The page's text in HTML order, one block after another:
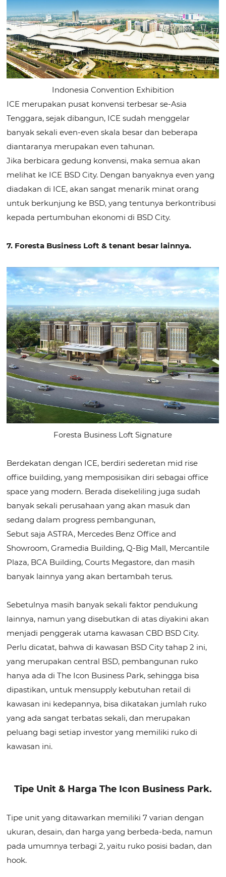
Indonesia Convention Exhibition
ICE merupakan pusat konvensi terbesar se-Asia
Tenggara, sejak dibangun, ICE sudah menggelar
banyak sekali even-even skala besar dan beberapa
diantaranya merupakan even tahunan.
Jika berbicara gedung konvensi, maka semua akan
melihat ke ICE BSD City. Dengan banyaknya even yang
diadakan di ICE, akan sangat menarik minat orang
untuk berkunjung ke BSD, yang tentunya berkontribusi
kepada pertumbuhan ekonomi di BSD City.
7. Foresta Business Loft & tenant besar lainnya.
Foresta Business Loft Signature
Berdekatan dengan ICE, berdiri sederetan mid rise
office building, yang memposisikan diri sebagai office
space yang modern. Berada disekeliling juga sudah
banyak sekali perusahaan yang akan masuk dan
sedang dalam progress pembangunan,
Sebut saja ASTRA, Mercedes Benz Office and
Showroom, Gramedia Building, Q-Big Mall, Mercantile
Plaza, BCA Building, Courts Megastore, dan masih
banyak lainnya yang akan bertambah terus.
Sebetulnya masih banyak sekali faktor pendukung
lainnya, namun yang disebutkan di atas diyakini akan
menjadi penggerak utama kawasan CBD BSD City.
Perlu dicatat, bahwa di kawasan BSD City tahap 2 ini,
yang merupakan central BSD, pembangunan ruko
hanya ada di The Icon Business Park, sehingga bisa
dipastikan, untuk mensupply kebutuhan retail di
kawasan ini kedepannya, bisa dikatakan jumlah ruko
yang ada sangat terbatas sekali, dan merupakan
peluang bagi setiap investor yang memiliki ruko di
kawasan ini.
Tipe Unit & Harga The Icon Business Park.
Tipe unit yang ditawarkan memiliki 7 varian dengan
ukuran, desain, dan harga yang berbeda-beda, namun
pada umumnya terbagi 2, yaitu ruko posisi badan, dan
hook.